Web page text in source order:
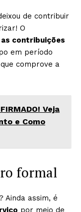
de contribuir
O
as contribuições
em período
comprove a
Veja
e Como
formal
Ainda assim, é
por meio de